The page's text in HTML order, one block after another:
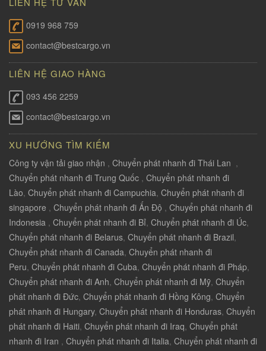
0919 968 759
contact@bestcargo.vn
LIÊN HỆ GIAO HÀNG
093 456 2259
contact@bestcargo.vn
XU HƯỚNG TÌM KIẾM
Công ty vận tải giao nhận , Chuyển phát nhanh đi Thái Lan ,
Chuyển phát nhanh đi Trung Quốc , Chuyển phát nhanh đi
Lào, Chuyển phát nhanh đi Campuchia, Chuyển phát nhanh đi
singapore , Chuyển phát nhanh đi Ấn Độ , Chuyển phát nhanh đi
Indonesia , Chuyển phát nhanh đi Bỉ, Chuyển phát nhanh đi Úc,
Chuyển phát nhanh đi Belarus, Chuyển phát nhanh đi Brazil,
Chuyển phát nhanh đi Canada, Chuyển phát nhanh đi
Peru, Chuyển phát nhanh đi Cuba, Chuyển phát nhanh đi Pháp,
Chuyển phát nhanh đi Anh, Chuyển phát nhanh đi Mỹ, Chuyển
phát nhanh đi Đức, Chuyển phát nhanh đi Hồng Kông, Chuyển
phát nhanh đi Hungary, Chuyển phát nhanh đi Honduras, Chuyển
phát nhanh đi Haiti, Chuyển phát nhanh đi Iraq, Chuyển phát
nhanh đi Iran , Chuyển phát nhanh đi Italia, Chuyển phát nhanh đi